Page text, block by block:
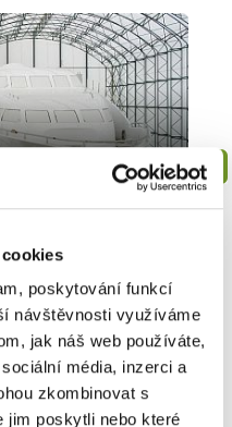
poskytování funkcí
návštěvnosti využíváme
jak náš web používáte,
média, inzerci a
zkombinovat s
jim poskytli nebo které